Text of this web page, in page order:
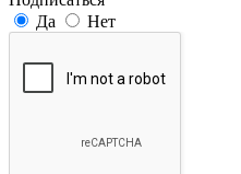
Да
Нет